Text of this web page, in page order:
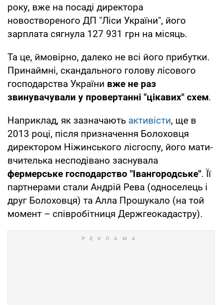
року, вже на посаді директора
новоствореного ДП "Ліси України", його
зарплата сягнула 127 931 грн на місяць.
Та це, ймовірно, далеко не всі його прибутки.
Принаймні, скандального голову лісового
господарства України вже не раз
звинувачували у провертанні "цікавих" схем.
Наприклад, як зазначають активісти, ще в
2013 році, після призначення Болоховця
директором Ніжинського лісгоспу, його мати-
вчителька несподівано заснувала
фермерське господарство "Івангородське". Її
партнерами стали Андрій Рева (односелець і
друг Болоховця) та Алла Прошукало (на той
момент – співробітниця Держгеокадастру).